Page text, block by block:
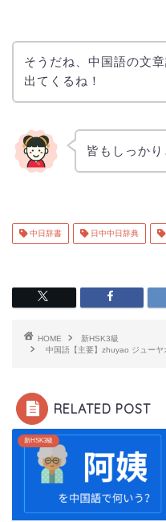
そうだね、中国語の文
出てくるね！
皆もしっかり
中日辞書 日中中日辞典
HOME
新HSK3級
中国語【主要】zhuyao ジューヤ
RELATED POST
新HSK3級